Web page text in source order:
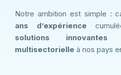
Notre ambition est simple :
ans d’expérience
solutions innovantes
multisectorielle à nos pays